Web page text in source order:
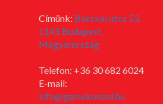
Címünk: Bácskai utca 53.
1145 Budapest,
Magyarország
Telefon: +36 30 682 6024
E-mail:
info@gamekonzol.hu